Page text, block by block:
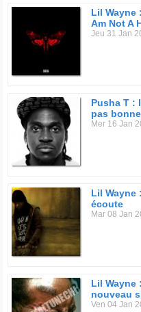
Lil Wayne
Am Not A
Jeu 31 Jan
Pusha T :
pas bonne
Mer 16 Jan
Lil Wayne
écoute
Mar 08 Jan
Lil Wayne
nouveau
Ven 04 Jan